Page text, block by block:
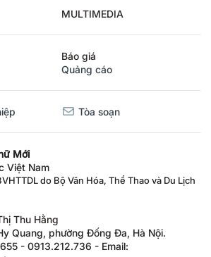
MULTIMEDIA
Báo giá
Quảng cáo
Tòa soạn
Mới
Việt Nam
do Bộ Văn Hóa, Thể Thao và Du Lịch
Thu Hằng
Quang, phường Đống Đa, Hà Nội.
- 0913.212.736 - Email: